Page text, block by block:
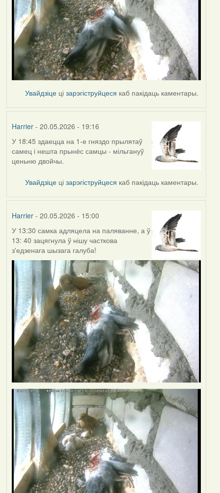
Увайдзіце цізарэгіструйцеся каб пакідаць каментары.
Harrier- 20.05.2026 - 19:16
У 18:45 здаецца на 1-е гняздо прылятаў
самец і нешта прынёс самцы - мільгануў
ценьню двойчы.
Увайдзіце цізарэгіструйцеся каб пакідаць каментары.
Harrier- 20.05.2026 - 15:00
У 13:30 самка адляцела на паляванне, а ў
13: 40 зацягнула ў нішу часткова
з'едзенага шызага галуба!